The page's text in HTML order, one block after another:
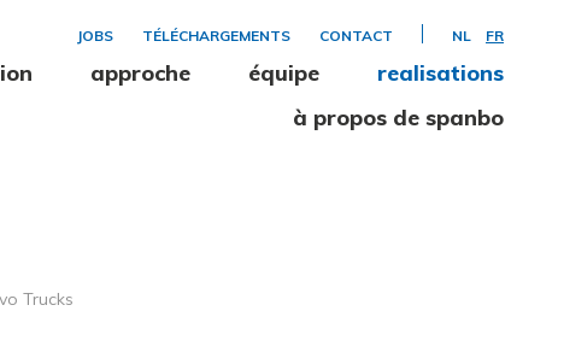
JOBS TÉLÉCHARGEMENTS CONTACT NL FR
approche équipe
realisations
à propos de spanbo
Trucks